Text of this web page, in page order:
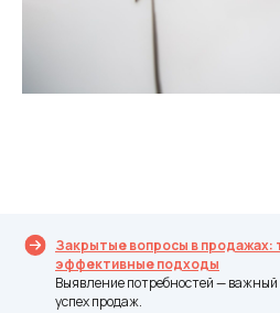
Закрытые вопросы в продажах:
эффективные подходы
Выявление потребностей — важный
успех продаж.